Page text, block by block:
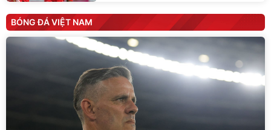
BÓNG ĐÁ VIỆT NAM